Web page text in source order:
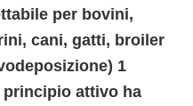
per bovini,
cani, gatti, broiler
1
principio attivo ha